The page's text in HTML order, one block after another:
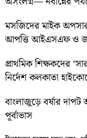
মসজিদের মাইক
আপত্তি আইএসএফ ও
প্রাথমিক শিক্ষকদের
নির্দেশ কলকাতা
বাংলাজুড়ে বর্ষার দাপট
পূর্বাভাস